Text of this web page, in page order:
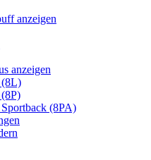
anzeigen
anzeigen
(8PA)